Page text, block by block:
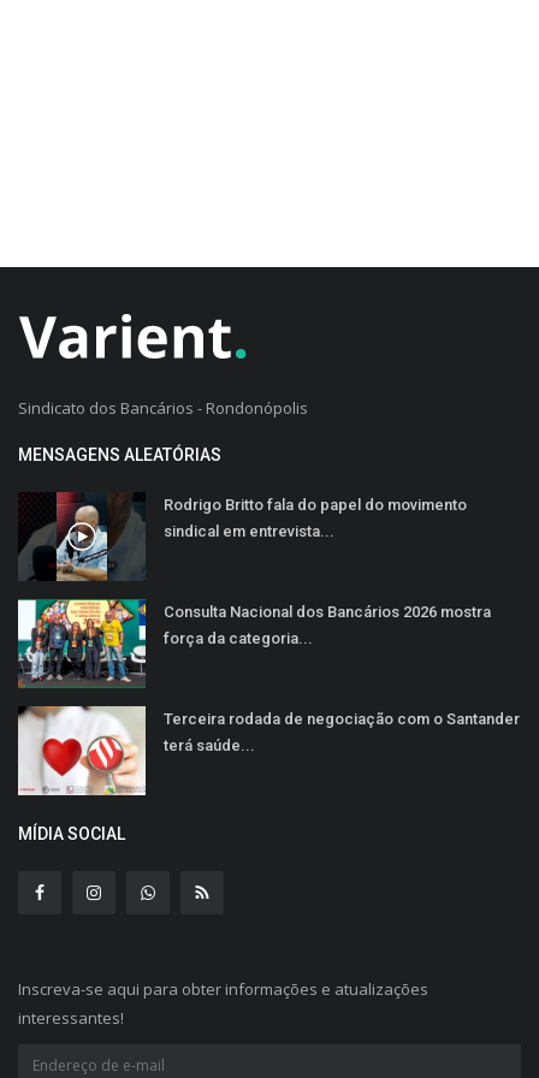
Sindicato dos Bancários - Rondonópolis
MENSAGENS ALEATÓRIAS
Rodrigo Britto fala do papel do movimento
sindical em entrevista...
Consulta Nacional dos Bancários 2026 mostra
força da categoria...
Terceira rodada de negociação com o Santander
terá saúde...
MÍDIA SOCIAL
Inscreva-se aqui para obter informações e atualizações
interessantes!